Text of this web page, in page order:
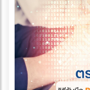
ยาวกระบะมีตั้งแต่ 5-7
(Pallet) แล้วใช้โฟล์คลิ
โจทย์: วัสดุก่อสร้างขนา
รถยนต์, สินค้าเกษตรแป
ขนาดกลาง 3. รถบรรทุก 10 ล้อ พี่ใหญ่แห่งวงการโลจิสติกส์ทาง
บก โครงสร้างแชสซี
ถึง 15 ตัน (ตามกฎหมา
สินค้าถึงเป็นเรื่อง "ชี้เป็
เข้าใจก่อนว่าเป้าหมา
Workflow ที่ลื่นไหลที่
ของออกจากคลัง
ปัญหาเหล่านี้: ลดคอข
พนักงานไม่ต้องรอคิว
ความรวดเร็วในการเ